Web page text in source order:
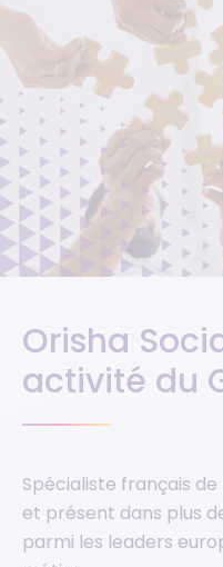
Orisha
activité du
Spécialiste français de
et présent dans plus
parmi les leaders